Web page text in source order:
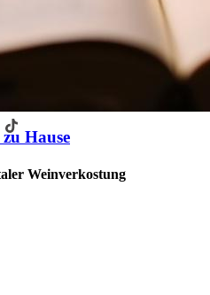
Hause
Weinverkostung